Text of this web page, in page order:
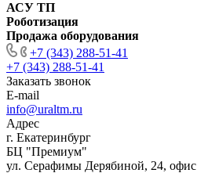
АСУ ТП
Роботизация
Продажа оборудования
+7 (343) 288-51-41
+7 (343) 288-51-41
Заказать звонок
E-mail
info@uraltm.ru
Адрес
г. Екатеринбург
БЦ "Премиум"
ул. Серафимы Дерябиной, 24, офис